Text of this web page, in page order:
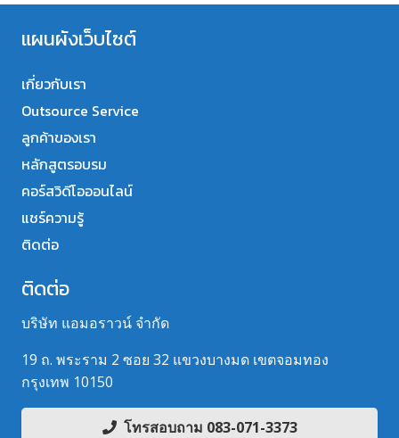
แผนผังเว็บไซต์
เกี่ยวกับเรา
Outsource Service
ลูกค้าของเรา
หลักสูตรอบรม
คอร์สวิดีโอออนไลน์
แชร์ความรู้
ติดต่อ
ติดต่อ
บริษัท แอมอราวน์ จำกัด
19 ถ. พระราม 2 ซอย 32 แขวงบางมด เขตจอมทอง
กรุงเทพ 10150
โทรสอบถาม 083-071-3373